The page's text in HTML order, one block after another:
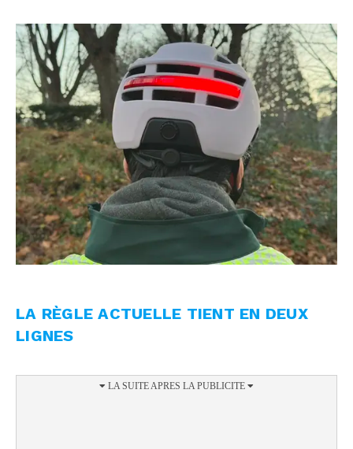
LA RÈGLE ACTUELLE TIENT EN DEUX
LIGNES